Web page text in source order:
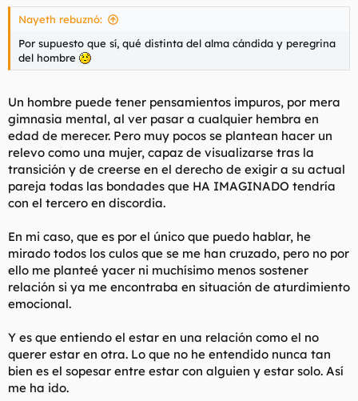
Nayeth rebuznó:
Por supuesto que sí, qué distinta del alma cándida y peregrina
del hombre
Un hombre puede tener pensamientos impuros, por mera
gimnasia mental, al ver pasar a cualquier hembra en
edad de merecer. Pero muy pocos se plantean hacer un
relevo como una mujer, capaz de visualizarse tras la
transición y de creerse en el derecho de exigir a su actual
pareja todas las bondades que HA IMAGINADO tendría
con el tercero en discordia.
En mi caso, que es por el único que puedo hablar, he
mirado todos los culos que se me han cruzado, pero no por
ello me planteé yacer ni muchísimo menos sostener
relación si ya me encontraba en situación de aturdimiento
emocional.
Y es que entiendo el estar en una relación como el no
querer estar en otra. Lo que no he entendido nunca tan
bien es el sopesar entre estar con alguien y estar solo. Así
me ha ido.